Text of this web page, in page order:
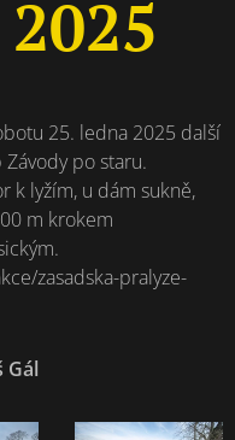
25. ledna 2025 další
po staru.
k lyžím, u dám sukně,
m krokem
zasadska-pralyze-
Gál